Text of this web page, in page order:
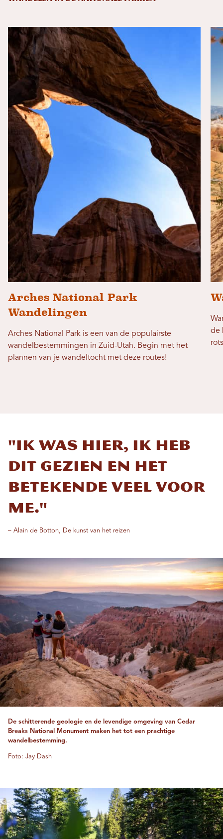
Arches National Park
Wandelingen
Arches National Park is een van de populairste
wandelbestemmingen in Zuid-Utah. Begin met het
plannen van je wandeltocht met deze routes!
de
"Ik was hier, ik heb
dit gezien en het
betekende veel voor
me."
– Alain de Botton, De kunst van het reizen
De schitterende geologie en de levendige omgeving van Cedar
Breaks National Monument maken het tot een prachtige
wandelbestemming.
Foto: Jay Dash